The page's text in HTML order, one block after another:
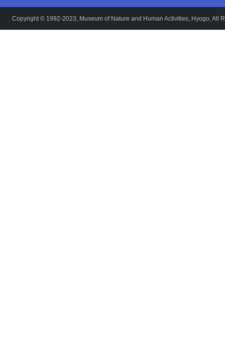
Copyright © 1992-2023, Museum of Nature and Human Activities, Hyogo, All